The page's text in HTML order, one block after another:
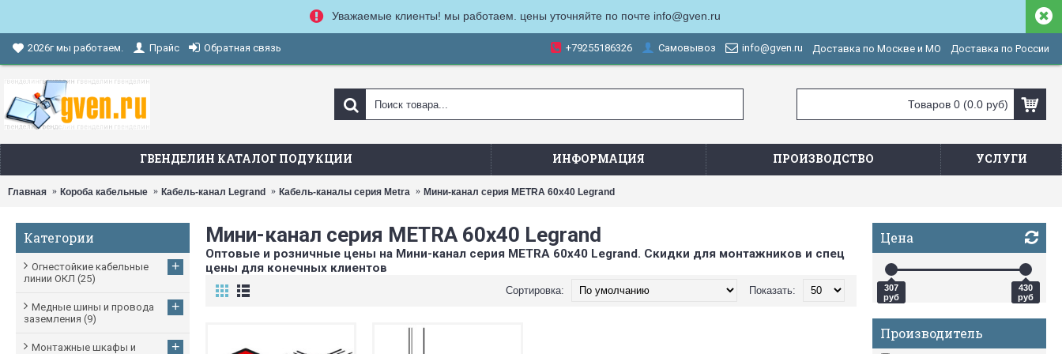
Уважаемые клиенты! мы работаем. цены уточняйте по почте info@gven.ru
2026г мы работаем. Прайс Обратная связь +79255186326 Самовывоз info@gven.ru Доставка по Москве и МО Доставка по России
Товаров 0 (0.0 руб)
ГВЕНДЕЛИН КАТАЛОГ ПОДУКЦИИ ИНФОРМАЦИЯ ПРОИЗВОДСТВО УСЛУГИ
Главная Короба кабельные Кабель-канал Legrand Кабель-каналы серия Metra Мини-канал серия METRA 60x40 Legrand
Категории
Огнестойкие кабельные
линии ОКЛ (25)
+
Медные шины и провода
заземления (9)
+
Монтажные шкафы и
+
Цена
307
руб
430
руб
Производитель
Мини-канал серия METRA 60x40 Legrand
Оптовые и розничные цены на Мини-канал серия METRA 60x40 Legrand. Скидки для монтажников и спец
цены для конечных клиентов
Показать:
Сортировка: